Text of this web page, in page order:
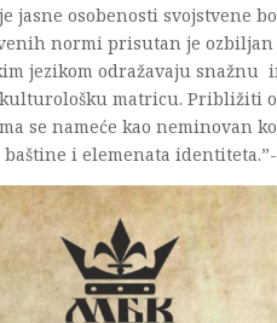
jasne osobenosti svojstvene
normi prisutan je ozbiljan
jezikom odražavaju snažnu
matricu. Približiti
se nameće kao neminovan
i elemenata identiteta.”-